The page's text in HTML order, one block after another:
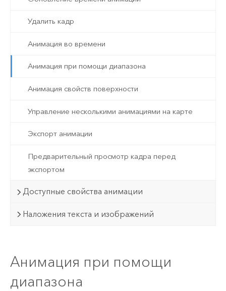
Удалить кадр
Анимация во времени
Анимация при помощи диапазона
Анимация свойств поверхности
Управление несколькими анимациями на карте
Экспорт анимации
Предварительный просмотр кадра перед
экспортом
Доступные свойства анимации
Наложения текста и изображений
Анимация при помощи
диапазона